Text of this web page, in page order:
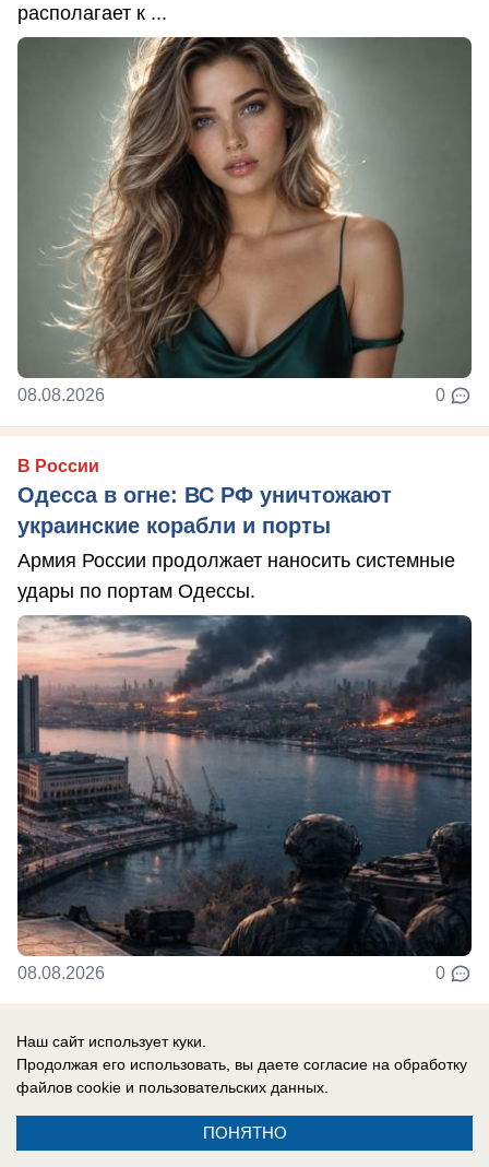
располагает к ...
08.08.2026 0
В России
Одесса в огне: ВС РФ уничтожают
украинские корабли и порты
Армия России продолжает наносить системные
удары по портам Одессы.
08.08.2026 0
Реклама на сайте
Наш сайт использует куки.
Продолжая его использовать, вы даете согласие на обработку
файлов cookie и пользовательских данных.
ПОНЯТНО